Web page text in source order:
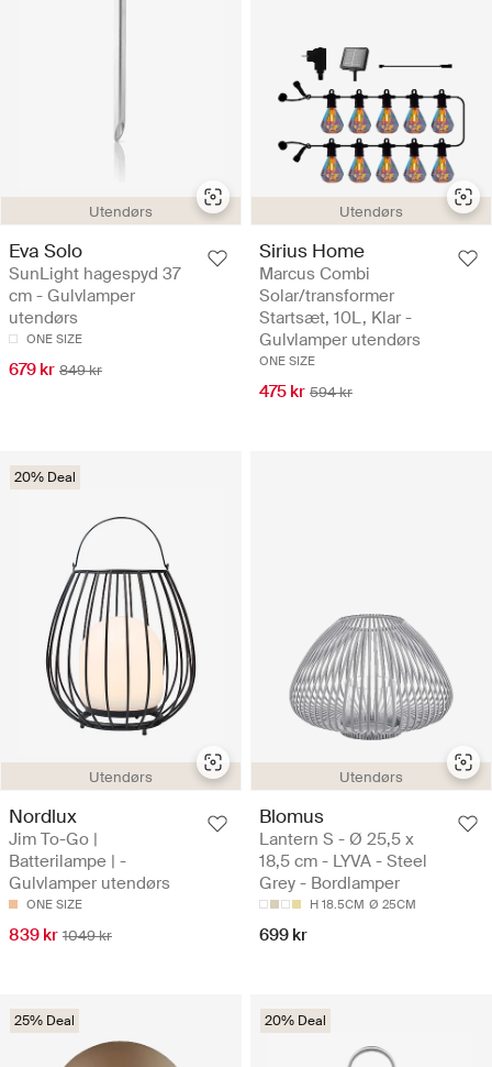
Utendørs
Eva Solo
SunLight hagespyd 37
cm - Gulvlamper
utendørs
ONE SIZE
679 kr 849 kr
Utendørs
Sirius Home
Marcus Combi
Solar/transformer
Startsæt, 10L, Klar -
Gulvlamper utendørs
ONE SIZE
475 kr 594 kr
Utendørs
20% Deal
Nordlux
Jim To-Go |
Batterilampe | -
Gulvlamper utendørs
ONE SIZE
839 kr 1049 kr
Utendørs
Blomus
Lantern S - Ø 25,5 x
18,5 cm - LYVA - Steel
Grey - Bordlamper
H 18.5CM Ø 25CM
699 kr
25% Deal 20% Deal